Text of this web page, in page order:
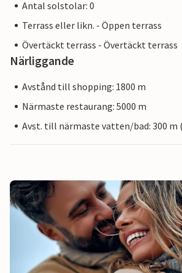
Antal solstolar: 0
Terrass eller likn. - Öppen terrass
Övertäckt terrass - Övertäckt terrass
Närliggande
Avstånd till shopping: 1800 m
Närmaste restaurang: 5000 m
Avst. till närmaste vatten/bad: 300 m